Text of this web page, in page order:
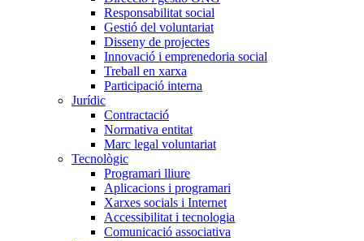
Responsabilitat social
Gestió del voluntariat
Disseny de projectes
Innovació i emprenedoria social
Treball en xarxa
Participació interna
Jurídic
Contractació
Normativa entitat
Marc legal voluntariat
Tecnològic
Programari lliure
Aplicacions i programari
Xarxes socials i Internet
Accessibilitat i tecnologia
Comunicació associativa